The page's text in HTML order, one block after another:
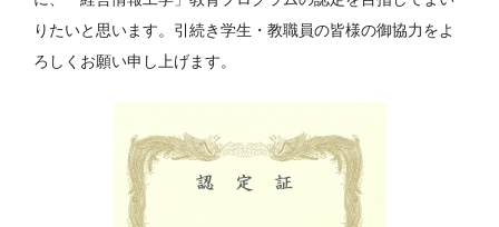
りたいと思います。引続き学生・教職員の皆様の御協力をよ
ろしくお願い申し上げます。